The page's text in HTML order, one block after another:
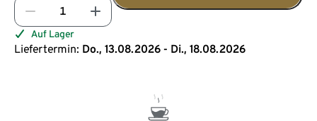
Auf Lager
Liefertermin: Do., 13.08.2026 - Di., 18.08.2026